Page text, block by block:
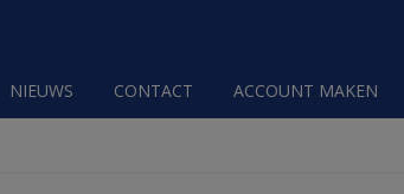
NIEUWS CONTACT ACCOUNT MAKEN